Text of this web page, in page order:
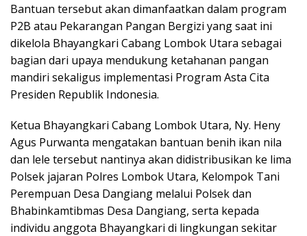
Bantuan tersebut akan dimanfaatkan dalam program
P2B atau Pekarangan Pangan Bergizi yang saat ini
dikelola Bhayangkari Cabang Lombok Utara sebagai
bagian dari upaya mendukung ketahanan pangan
mandiri sekaligus implementasi Program Asta Cita
Presiden Republik Indonesia.
Ketua Bhayangkari Cabang Lombok Utara, Ny. Heny
Agus Purwanta mengatakan bantuan benih ikan nila
dan lele tersebut nantinya akan didistribusikan ke lima
Polsek jajaran Polres Lombok Utara, Kelompok Tani
Perempuan Desa Dangiang melalui Polsek dan
Bhabinkamtibmas Desa Dangiang, serta kepada
individu anggota Bhayangkari di lingkungan sekitar